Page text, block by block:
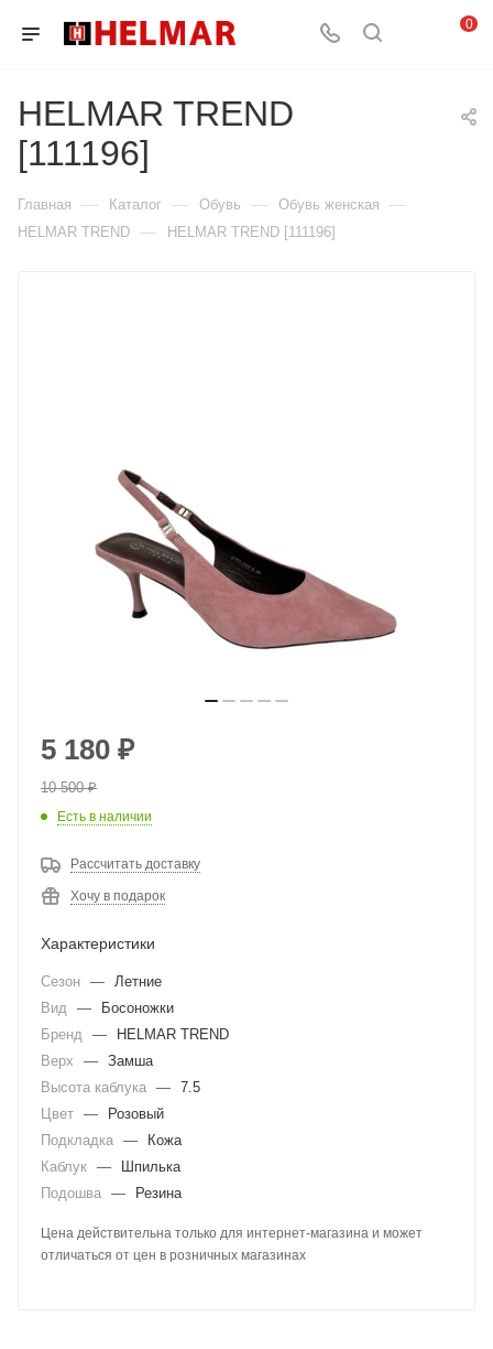
0
HELMAR TREND
[111196]
Главная — Каталог — Обувь — Обувь женская —
HELMAR TREND — HELMAR TREND [111196]
5 180 ₽
10 500₽
Есть в наличии
Рассчитать доставку
Хочу в подарок
Характеристики
Сезон —
Летние
Вид
—
Босоножки
Бренд
—
HELMAR TREND
Верх
— Замша
Высота каблука — 7.5
Цвет —
Розовый
Подкладка —
Кожа
Каблук —
Шпилька
Подошва — Резина
Цена действительна только для интернет-магазина и может
отличаться от цен в розничных магазинах